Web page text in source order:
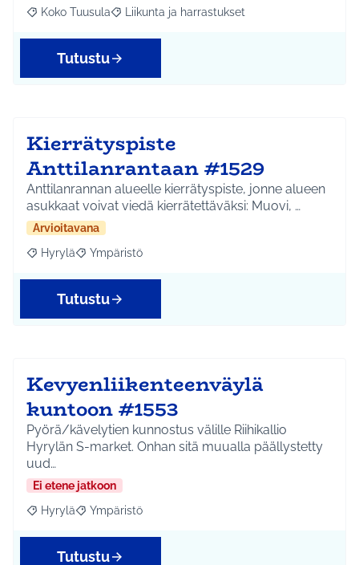
Rajaa tulokset aihepiirin mukaan: Koko Tuusula
Koko Tuusula Rajaa tulokset teeman mukaan: Liikunta ja
Liikunta ja harrastukset
Tutustu
Kierrätyspiste
Anttilanrantaan #1529
Anttilanrannan alueelle kierrätyspiste, jonne alueen
asukkaat voivat viedä kierrätettäväksi: Muovi, …
Arvioitavana
Rajaa tulokset aihepiirin mukaan: Hyrylä
Hyrylä Rajaa tulokset teeman mukaan: Ympäristö
Ympäristö
Tutustu
Kevyenliikenteenväylä
kuntoon #1553
Pyörä/kävelytien kunnostus välille Riihikallio
Hyrylän S-market. Onhan sitä muualla päällystetty
uud…
Ei etene jatkoon
Rajaa tulokset aihepiirin mukaan: Hyrylä
Hyrylä Rajaa tulokset teeman mukaan: Ympäristö
Ympäristö
Tutustu